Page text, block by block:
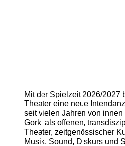
Mit der Spielzeit 2026/2027
Theater eine neue
seit vielen Jahren von innen
Gorki als offenen,
Theater, zeitgenössischer
Musik, Sound, Diskurs und